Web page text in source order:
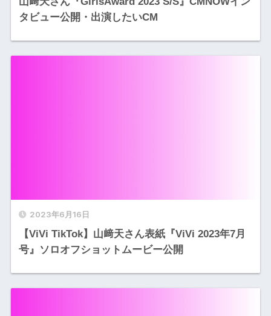
タビュー公開・出演したいCM
2023年6月16日
【ViVi TikTok】山﨑天さん表紙『ViVi 2023年7月
号』ソロオフショットムービー公開